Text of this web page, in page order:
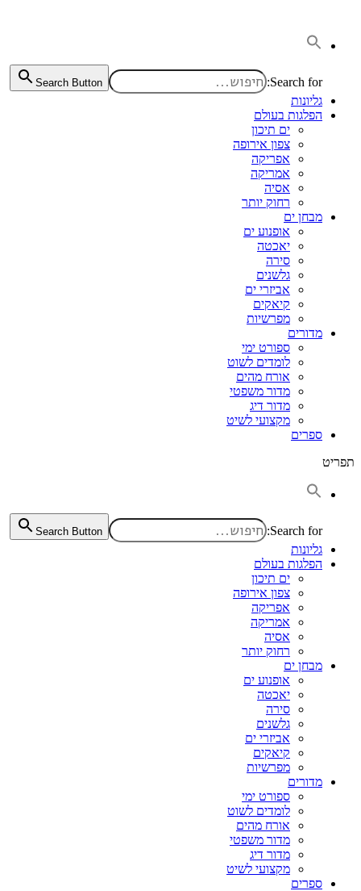
Search for:
Search Button
גליונות
הפלגות בעולם
ים תיכון
צפון אירופה
אפריקה
אמריקה
אסיה
רחוק יותר
מבחן ים
אופנוע ים
יאכטה
סירה
גלשנים
אביזרי ים
קיאקים
מפרשיות
מדורים
ספורט ימי
לומדים לשוט
אורח מהים
מדור משפטי
מדור דיג
מקצועי לשיט
ספרים
תפריט
Search for:
Search Button
גליונות
הפלגות בעולם
ים תיכון
צפון אירופה
אפריקה
אמריקה
אסיה
רחוק יותר
מבחן ים
אופנוע ים
יאכטה
סירה
גלשנים
אביזרי ים
קיאקים
מפרשיות
מדורים
ספורט ימי
לומדים לשוט
אורח מהים
מדור משפטי
מדור דיג
מקצועי לשיט
ספרים